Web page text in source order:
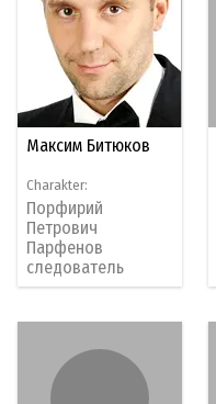
Максим Битюков
Charakter:
Порфирий
Петрович
Парфенов
следователь